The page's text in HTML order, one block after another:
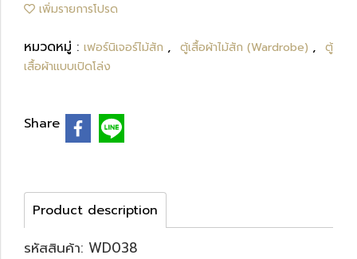
เพิ่มรายการโปรด
หมวดหมู่ : เฟอร์นิเจอร์ไม้สัก , ตู้เสื้อผ้าไม้สัก (Wardrobe) , ตู้
เสื้อผ้าแบบเปิดโล่ง
Share
Product description
รหัสสินค้า: WD038